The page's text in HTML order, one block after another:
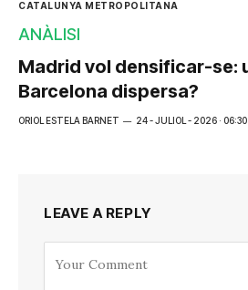
CATALUNYA METROPOLITANA
ANÀLISI
Madrid vol densificar-se:
Barcelona dispersa?
ORIOL ESTELA BARNET 24 - JULIOL - 2026 · 06:30
LEAVE A REPLY